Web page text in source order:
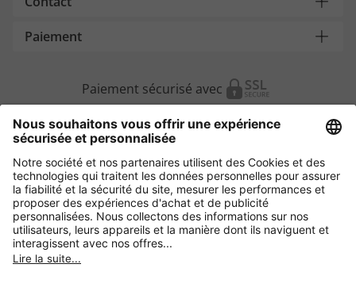
Paiement
Paiement sécurisé avec
Autres magasins en ligne
Suisse